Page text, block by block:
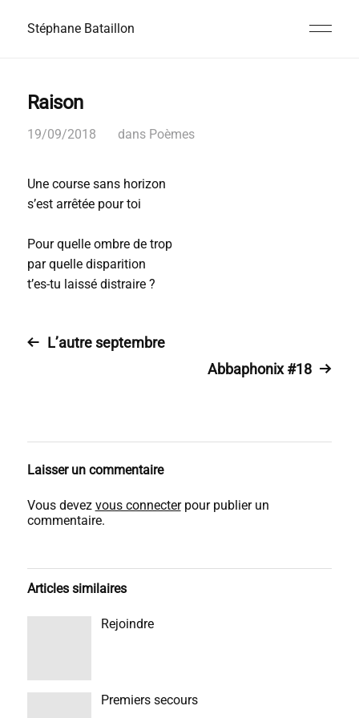
Stéphane Bataillon
Raison
19/09/2018 dans Poèmes
Une course sans horizon
s’est arrêtée pour toi
Pour quelle ombre de trop
par quelle disparition
t’es-tu laissé distraire ?
L’autre septembre
Abbaphonix #18
Laisser un commentaire
Vous devez vous connecterpour publier un
commentaire.
Articles similaires
Rejoindre
Premiers secours